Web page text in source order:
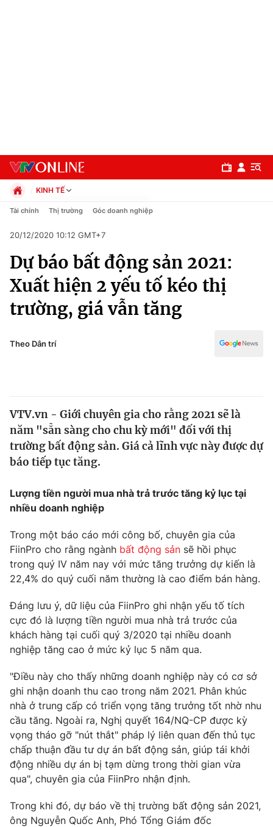
Chuyên mục
Chính trị
Xã hội
Pháp luật
Thế giới
Tin tức
Thế giới đó đây
Câu chuyện quốc tế
Kinh tế
Thị trường
Góc doanh nghiệp
Dữ liệu và đời sống
Phim VTV
Hậu trường
Nhân vật
Khán giả
Giải sao mai
Giải trí
Điện ảnh
Âm nhạc
Sao
Du lịch
Làm đẹp
Chất lượng cuộc sống
Giáo dục
Tuyển sinh
Học trực tuyến
Hitech Công nghệ tương lai
Sản phẩm
Thị trường
Tư vấn
Giao lưu trực tuyến
Lịch phát sóng
Chuyên mục khác
Emagazine Podcast
KINH TẾ
Chính trị
Pháp luật
Kinh tế
Thể thao
Truyền hình
Văn hóa - Giải trí
Tài chính Thị trường Góc doanh nghiệp
20/12/2020 10:12 GMT+7
Dự báo bất động sản 2021:
Xuất hiện 2 yếu tố kéo thị
trường, giá vẫn tăng
Theo Dân trí
VTV.vn - Giới chuyên gia cho rằng 2021 sẽ là
năm "sẵn sàng cho chu kỳ mới" đối với thị
trường bất động sản. Giá cả lĩnh vực này được dự
báo tiếp tục tăng.
Lượng tiền người mua nhà trả trước tăng kỷ lục tại
nhiều doanh nghiệp
Trong một báo cáo mới công bố, chuyên gia của
FiinPro cho rằng ngành bất động sản sẽ hồi phục
trong quý IV năm nay với mức tăng trưởng dự kiến là
22,4% do quý cuối năm thường là cao điểm bán hàng.
Đáng lưu ý, dữ liệu của FiinPro ghi nhận yếu tố tích
cực đó là lượng tiền người mua nhà trả trước của
khách hàng tại cuối quý 3/2020 tại nhiều doanh
nghiệp tăng cao ở mức kỷ lục 5 năm qua.
"Điều này cho thấy những doanh nghiệp này có cơ sở
ghi nhận doanh thu cao trong năm 2021. Phân khúc
nhà ở trung cấp có triển vọng tăng trưởng tốt nhờ nhu
cầu tăng. Ngoài ra, Nghị quyết 164/NQ-CP được kỳ
vọng tháo gỡ "nút thắt" pháp lý liên quan đến thủ tục
chấp thuận đầu tư dự án bất động sản, giúp tái khởi
động nhiều dự án bị tạm dừng trong thời gian vừa
qua", chuyên gia của FiinPro nhận định.
Trong khi đó, dự báo về thị trường bất động sản 2021,
ông Nguyễn Quốc Anh, Phó Tổng Giám đốc